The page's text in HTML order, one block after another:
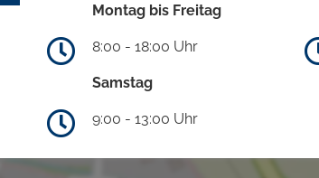
Montag bis Freitag
8:00 - 18:00 Uhr
Samstag
9:00 - 13:00 Uhr